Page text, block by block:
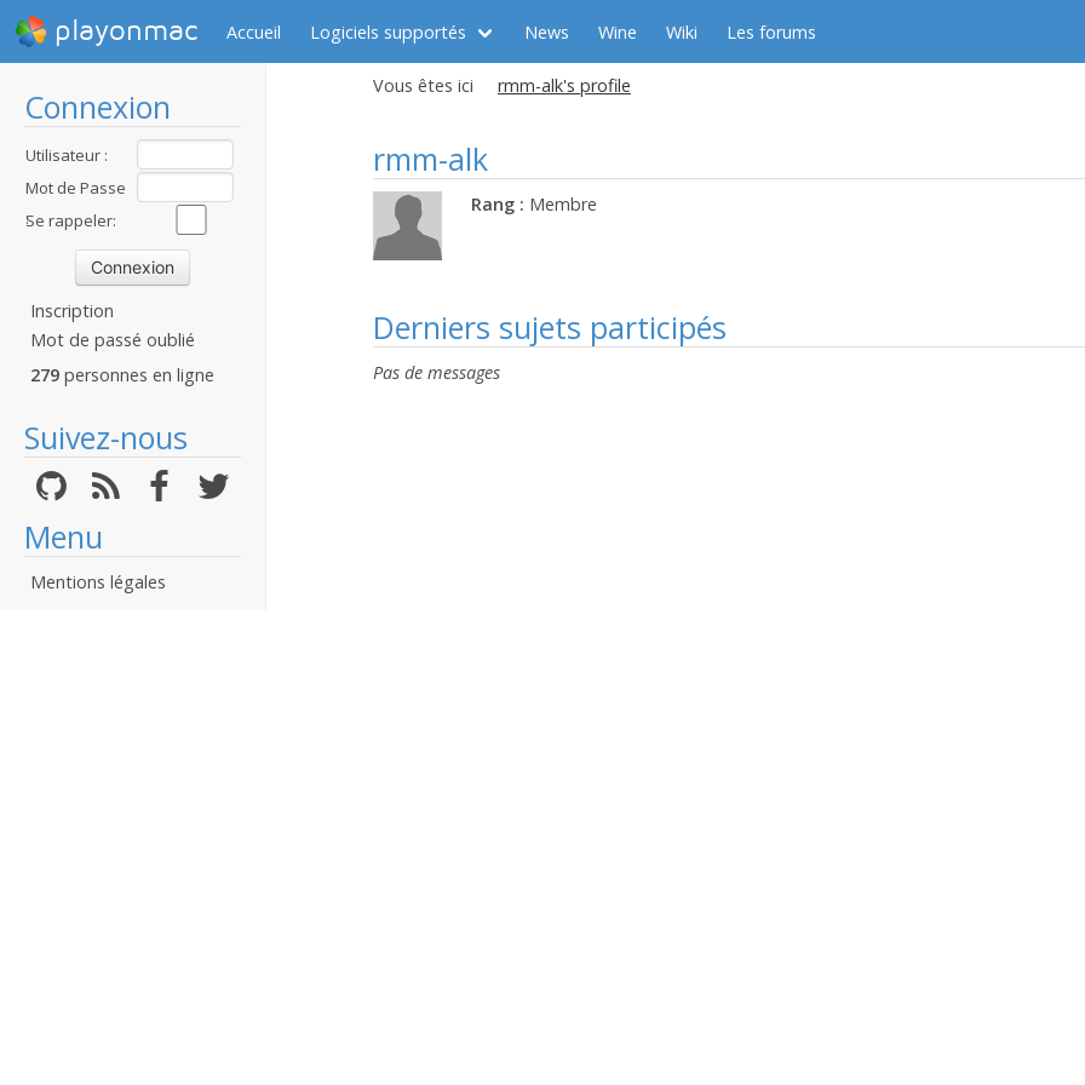
playonmac Accueil Logiciels supportés News Wine Wiki Les forums
Connexion
Utilisateur :
Mot de Passe
:Se rappeler:
Inscription
Mot de passé oublié
279 personnes en ligne
Suivez-nous
Menu
Mentions légales
Vous êtes ici rmm-alk's profile
rmm-alk
Rang : Membre
Derniers sujets participés
Pas de messages